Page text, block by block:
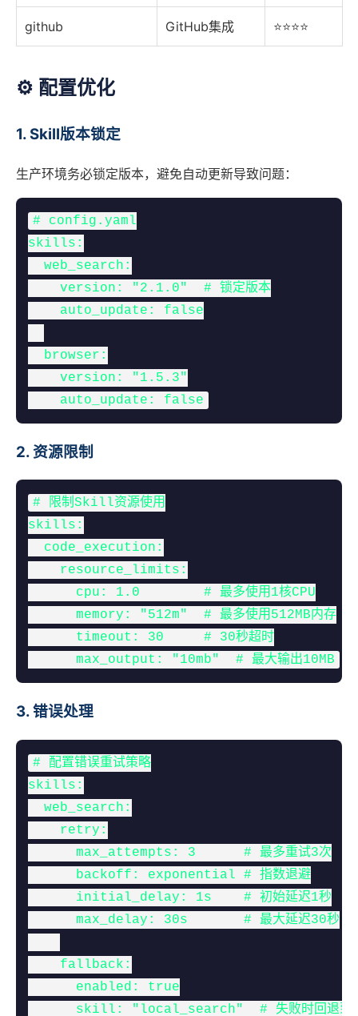
github GitHub集成 ⭐⭐⭐⭐
⚙️ 配置优化
1. Skill版本锁定
生产环境务必锁定版本，避免自动更新导致问题：
# config.yaml
skills:
  web_search:
    version: "2.1.0"  # 锁定版本
    auto_update: false
  browser:
    version: "1.5.3"
    auto_update: false
2. 资源限制
# 限制Skill资源使用
skills:
  code_execution:
    resource_limits:
      cpu: 1.0        # 最多使用1核CPU
      memory: "512m"  # 最多使用512MB内存
      timeout: 30     # 30秒超时
      max_output: "10mb"  # 最大输出10MB
3. 错误处理
# 配置错误重试策略
skills:
  web_search:
    retry:
      max_attempts: 3      # 最多重试3次
      backoff: exponential # 指数退避
      initial_delay: 1s    # 初始延迟1秒
      max_delay: 30s       # 最大延迟30秒
    fallback:
      enabled: true
skill: "local_search"  # 失败时回退到